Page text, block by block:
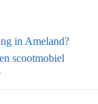
in Ameland?
scootmobiel